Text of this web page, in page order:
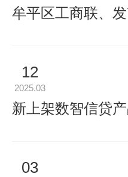
牟平区工商联、发改局携青企委走进
12
2025.03
新上架数智信贷
03